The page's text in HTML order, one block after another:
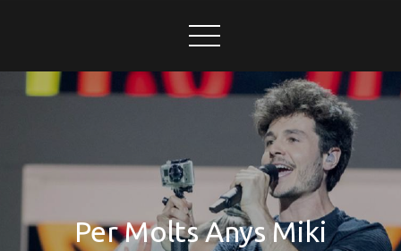
Per Molts Anys Miki